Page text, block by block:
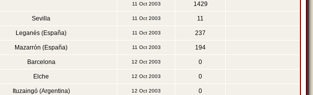
11 Oct 2003 1429
Sevilla 11 Oct 2003 11
Leganés (España) 11 Oct 2003 237
Mazarrón (España) 11 Oct 2003 194
Barcelona 12 Oct 2003 0
Elche 12 Oct 2003 0
Ituzaingó (Argentina) 12 Oct 2003 0